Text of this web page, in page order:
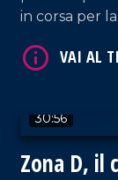
in corsa per
Vigor
30:56
Zona D, il